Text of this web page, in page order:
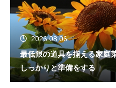
2026.08.06
最低限の道具を揃える家庭
しっかりと準備をする